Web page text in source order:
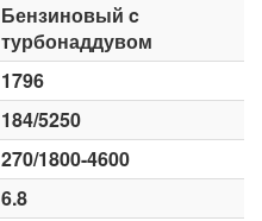
Бензиновый c
турбонаддувом
1796
184/5250
270/1800-4600
6.8